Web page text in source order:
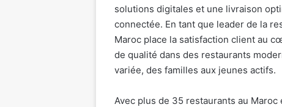
solutions digitales et une livraison
connectée. En tant que leader de la
Maroc place la satisfaction client au
de qualité dans des restaurants
variée, des familles aux jeunes actifs.
Avec plus de 35 restaurants au